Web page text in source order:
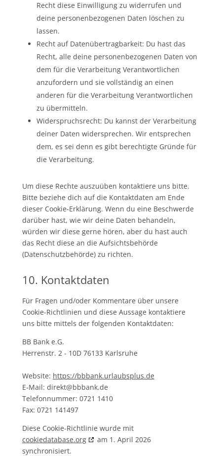
Recht diese Einwilligung zu widerrufen und
deine personenbezogenen Daten löschen zu
lassen.
Recht auf Datenübertragbarkeit: Du hast das
Recht, alle deine personenbezogenen Daten von
dem für die Verarbeitung Verantwortlichen
anzufordern und sie vollständig an einen
anderen für die Verarbeitung Verantwortlichen
zu übermitteln.
Widerspruchsrecht: Du kannst der Verarbeitung
deiner Daten widersprechen. Wir entsprechen
dem, es sei denn es gibt berechtigte Gründe für
die Verarbeitung.
Um diese Rechte auszuüben kontaktiere uns bitte.
Bitte beziehe dich auf die Kontaktdaten am Ende
dieser Cookie-Erklärung. Wenn du eine Beschwerde
darüber hast, wie wir deine Daten behandeln,
würden wir diese gerne hören, aber du hast auch
das Recht diese an die Aufsichtsbehörde
(Datenschutzbehörde) zu richten.
10. Kontaktdaten
Für Fragen und/oder Kommentare über unsere
Cookie-Richtlinien und diese Aussage kontaktiere
uns bitte mittels der folgenden Kontaktdaten:
BB Bank e.G.
Herrenstr. 2 - 10D 76133 Karlsruhe
Website: https://bbbank.urlaubsplus.de
E-Mail: direkt@bbbank.de
Telefonnummer: 0721 1410
Fax: 0721 141497
Diese Cookie-Richtlinie wurde mit
cookiedatabase.org
am 1. April 2026
synchronisiert.